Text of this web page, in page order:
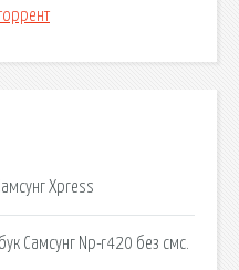
Xpress
Самсунг Np-r420 без смс.